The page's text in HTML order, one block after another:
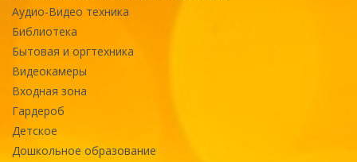
Аудио-Видео техника
Библиотека
Бытовая и оргтехника
Видеокамеры
Входная зона
Гардероб
Детское
Дошкольное образование